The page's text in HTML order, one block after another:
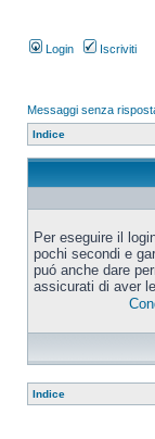
Login Iscriviti
Messaggi senza
Indice
Per eseguire il
pochi secondi e
puó anche dare
assicurati di aver
Indice